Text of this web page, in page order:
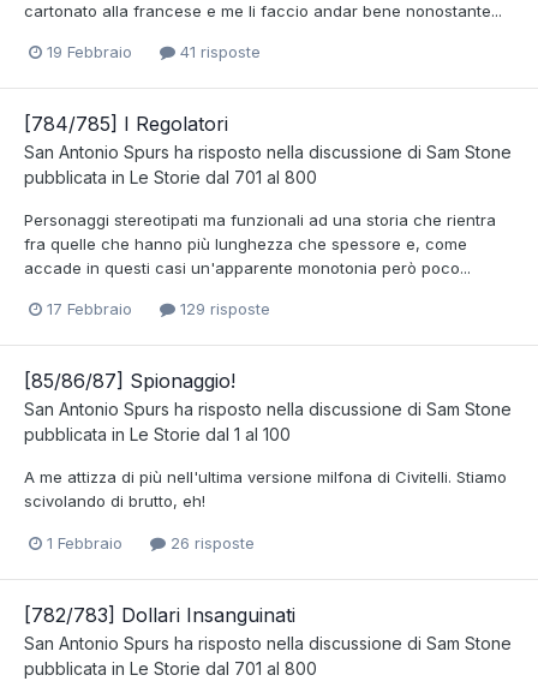
cartonato alla francese e me li faccio andar bene nonostante...
19 Febbraio 41 risposte
[784/785] I Regolatori
San Antonio Spurs ha risposto nella discussione di Sam Stone
pubblicata in Le Storie dal 701 al 800
Personaggi stereotipati ma funzionali ad una storia che rientra
fra quelle che hanno più lunghezza che spessore e, come
accade in questi casi un'apparente monotonia però poco...
17 Febbraio 129 risposte
[85/86/87] Spionaggio!
San Antonio Spurs ha risposto nella discussione di Sam Stone
pubblicata in Le Storie dal 1 al 100
A me attizza di più nell'ultima versione milfona di Civitelli. Stiamo
scivolando di brutto, eh!
1 Febbraio 26 risposte
[782/783] Dollari Insanguinati
San Antonio Spurs ha risposto nella discussione di Sam Stone
pubblicata in Le Storie dal 701 al 800